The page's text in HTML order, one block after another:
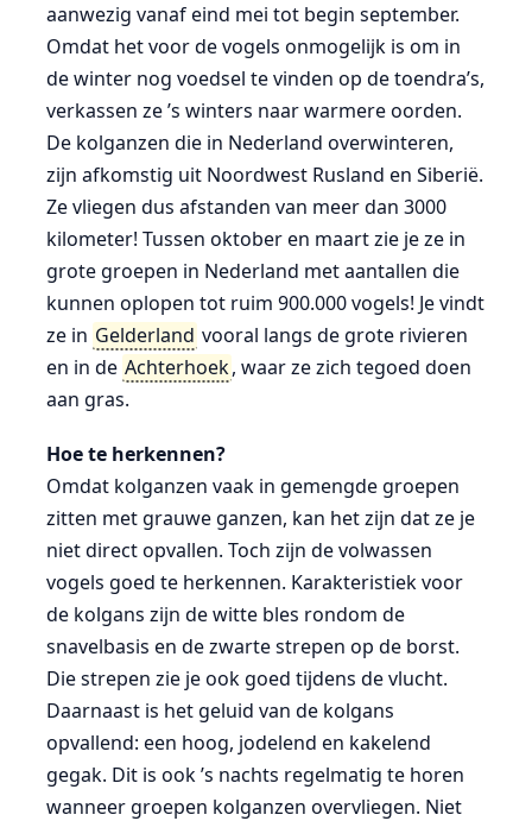
aanwezig vanaf eind mei tot begin september.
Omdat het voor de vogels onmogelijk is om in
de winter nog voedsel te vinden op de toendra’s,
verkassen ze ’s winters naar warmere oorden.
De kolganzen die in Nederland overwinteren,
zijn afkomstig uit Noordwest Rusland en Siberië.
Ze vliegen dus afstanden van meer dan 3000
kilometer! Tussen oktober en maart zie je ze in
grote groepen in Nederland met aantallen die
kunnen oplopen tot ruim 900.000 vogels! Je vindt
ze in Gelderland vooral langs de grote rivieren
en in de Achterhoek, waar ze zich tegoed doen
aan gras.
Hoe te herkennen?
Omdat kolganzen vaak in gemengde groepen
zitten met grauwe ganzen, kan het zijn dat ze je
niet direct opvallen. Toch zijn de volwassen
vogels goed te herkennen. Karakteristiek voor
de kolgans zijn de witte bles rondom de
snavelbasis en de zwarte strepen op de borst.
Die strepen zie je ook goed tijdens de vlucht.
Daarnaast is het geluid van de kolgans
opvallend: een hoog, jodelend en kakelend
gegak. Dit is ook ’s nachts regelmatig te horen
wanneer groepen kolganzen overvliegen. Niet